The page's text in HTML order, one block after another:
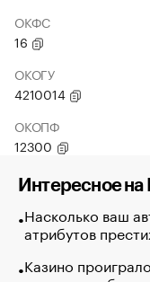
ОКФС
16
ОКОГУ
4210014
ОКОПФ
12300
Интересное на
Насколько ваш
атрибутов
Казино